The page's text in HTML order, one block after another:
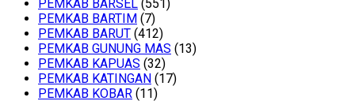
PEMKAB BARSEL (551)
PEMKAB BARTIM (7)
PEMKAB BARUT (412)
PEMKAB GUNUNG MAS (13)
PEMKAB KAPUAS (32)
PEMKAB KATINGAN (17)
PEMKAB KOBAR (11)